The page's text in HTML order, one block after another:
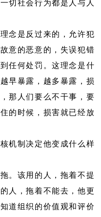
切社会行为都是人与人
念是反过来的，允许犯
意的恶意的，失误犯错
任何处罚。这理念是什
早暴露，越多暴露，损
那人们要么不干事，要
的时候，损害就已经放
机制决定他变成什么样
。该用的人，拖着不提
人，拖着不能去，他更
道组织的价值观和评价